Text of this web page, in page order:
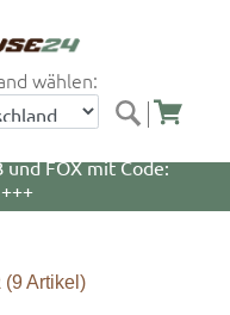
wählen:
und Zubehör mit
und FOX mit Code:
(9Artikel)